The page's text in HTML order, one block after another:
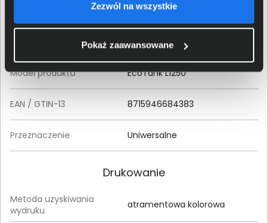
Zezwól na wszystkie
Pokaż zaawansowane
Drukarka
Rodzina produktu EcoTank
Model produktu EcoTank L1250
EAN / GTIN-13 8715946684383
Przeznaczenie Uniwersalne
Drukowanie
Metoda uzyskiwania
wydruku
atramentowa kolorowa